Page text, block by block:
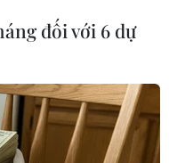
đối với 6 dự